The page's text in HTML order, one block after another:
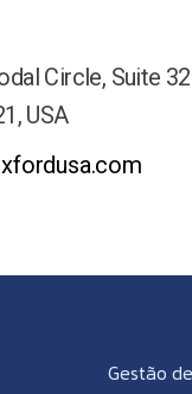
Circle, Suite
USA
Gestão